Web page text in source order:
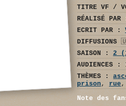
TITRE VF /
RÉALISÉ PAR
ECRIT PAR :
DIFFUSIONS
SAISON :
2
AUDIENCES :
THÈMES :
prison , rue ,
Note des